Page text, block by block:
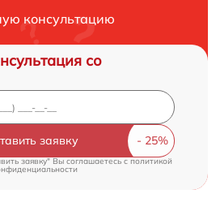
консультацию
со
заявку
заявку" Вы соглашаетесь c политикой